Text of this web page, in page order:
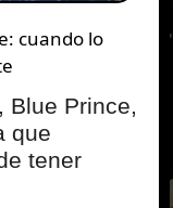
cuando lo
Blue Prince,
que
tener